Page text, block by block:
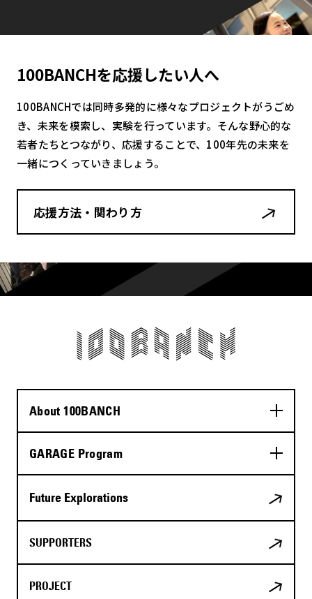
100BANCHを応援したい人へ
100BANCHでは同時多発的に様々なプロジェクトがうごめ
き、未来を模索し、実験を行っています。そんな野心的な
若者たちとつながり、応援することで、100年先の未来を
一緒につくっていきましょう。
応援方法・関わり方
About 100BANCH
GARAGE Program
Future Explorations
SUPPORTERS
PROJECT